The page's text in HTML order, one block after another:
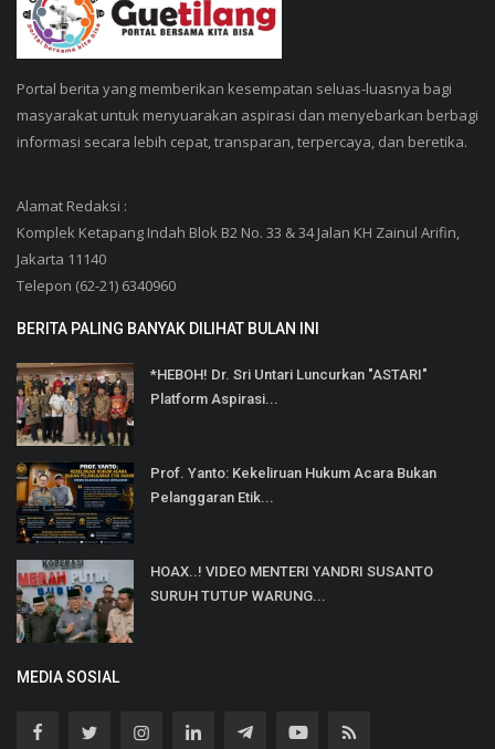
Portal berita yang memberikan kesempatan seluas-luasnya bagi
masyarakat untuk menyuarakan aspirasi dan menyebarkan berbagi
informasi secara lebih cepat, transparan, terpercaya, dan beretika.
Alamat Redaksi :
Komplek Ketapang Indah Blok B2 No. 33 & 34 Jalan KH Zainul Arifin,
Jakarta 11140
Telepon (62-21) 6340960
BERITA PALING BANYAK DILIHAT BULAN INI
*HEBOH! Dr. Sri Untari Luncurkan "ASTARI"
Platform Aspirasi...
Prof. Yanto: Kekeliruan Hukum Acara Bukan
Pelanggaran Etik...
HOAX..! VIDEO MENTERI YANDRI SUSANTO
SURUH TUTUP WARUNG...
MEDIA SOSIAL